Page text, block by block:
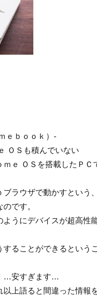
ｅｂｏｏｋ）-
ＯＳも積んでいない
ｍｅ ＯＳを搭載したＰＣ
ブラウザで動かすという
です。
うにデバイスが超高性
ることができるという
…安すぎます…
以上語ると間違った情報